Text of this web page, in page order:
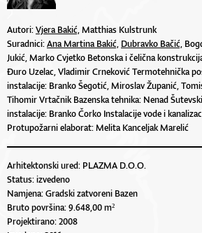
Autori:Vjera Bakić,Matthias Kulstrunk
Suradnici:Ana Martina Bakić, Dubravko Bačić,
Jukić, Marko Cvjetko Betonska i čelična
Đuro Uzelac, Vladimir Crneković Termotehnička
instalacije: Branko Šegotić, Miroslav Županić,
Tihomir Vrtačnik Bazenska tehnika: Nenad
instalacije: Branko Čorko Instalacije vode i
Protupožarni elaborat: Melita Kanceljak Marelić
Arhitektonski ured: PLAZMA D.O.O.
Status: izvedeno
Namjena: Gradski zatvoreni Bazen
Bruto površina: 9.648,00 m²
Projektirano: 2008